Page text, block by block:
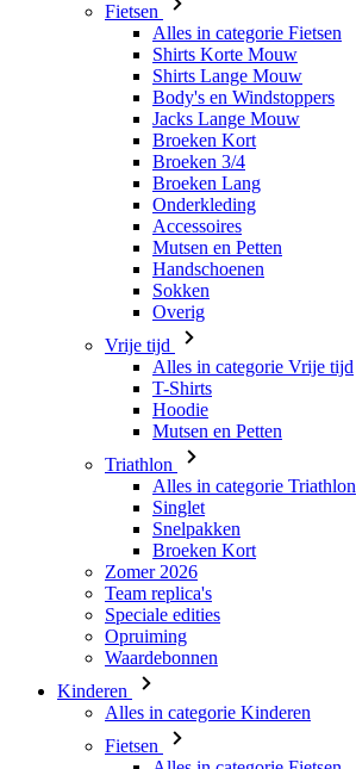
Fietsen
Alles in categorie Fietsen
Shirts Korte Mouw
Shirts Lange Mouw
Body's en Windstoppers
Jacks Lange Mouw
Broeken Kort
Broeken 3/4
Broeken Lang
Onderkleding
Accessoires
Mutsen en Petten
Handschoenen
Sokken
Overig
Vrije tijd
Alles in categorie Vrije tijd
T-Shirts
Hoodie
Mutsen en Petten
Triathlon
Alles in categorie Triathlon
Singlet
Snelpakken
Broeken Kort
Zomer 2026
Team replica's
Speciale edities
Opruiming
Waardebonnen
Kinderen
Alles in categorie Kinderen
Fietsen